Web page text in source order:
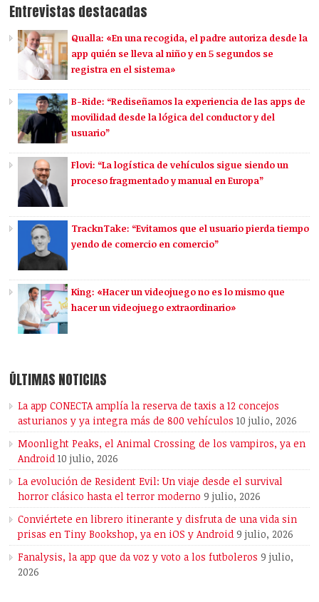
Entrevistas destacadas
Qualla: «En una recogida, el padre autoriza desde la
app quién se lleva al niño y en 5 segundos se
registra en el sistema»
B-Ride: “Rediseñamos la experiencia de las apps de
movilidad desde la lógica del conductor y del
usuario”
Flovi: “La logística de vehículos sigue siendo un
proceso fragmentado y manual en Europa”
TracknTake: “Evitamos que el usuario pierda tiempo
yendo de comercio en comercio”
King: «Hacer un videojuego no es lo mismo que
hacer un videojuego extraordinario»
ÚLTIMAS NOTICIAS
La app CONECTA amplía la reserva de taxis a 12 concejos
asturianos y ya integra más de 800 vehículos 10 julio, 2026
Moonlight Peaks, el Animal Crossing de los vampiros, ya en
Android 10 julio, 2026
La evolución de Resident Evil: Un viaje desde el survival
horror clásico hasta el terror moderno 9 julio, 2026
Conviértete en librero itinerante y disfruta de una vida sin
prisas en Tiny Bookshop, ya en iOS y Android 9 julio, 2026
Fanalysis, la app que da voz y voto a los futboleros 9 julio,
2026